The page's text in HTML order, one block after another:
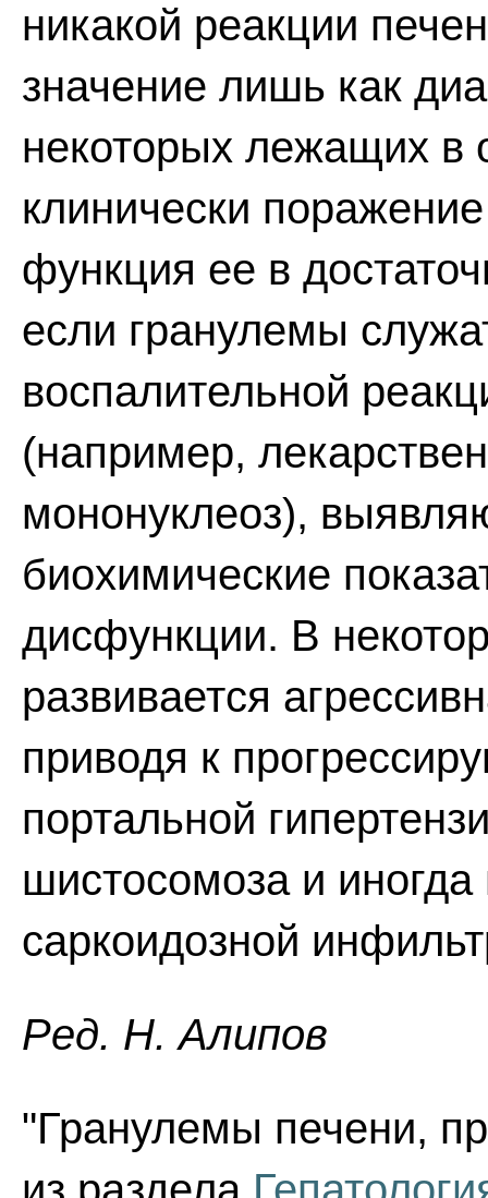
никакой реакции
значение лишь как
некоторых лежащих в
клинически
функция ее в
если гранулемы
воспалительной
(например,
мононуклеоз),
биохимические
дисфункции. В
развивается
приводя к
портальной
шистосомоза и иногда
саркоидозной
Ред. Н. Алипов
"Гранулемы печени,